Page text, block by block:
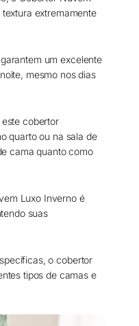
extremamente
um excelente
mesmo nos dias
cobertor
quarto ou na sala de
cama quanto como
Luxo Inverno é
suas
o cobertor
tipos de camas e